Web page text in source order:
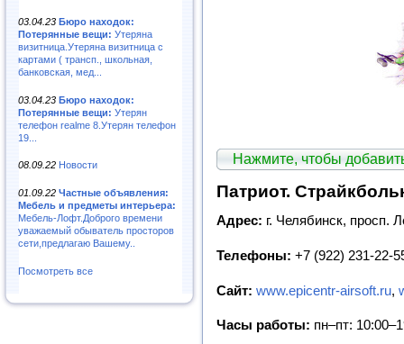
03.04.23 Бюро находок:
Потерянные вещи: Утеряна
визитница.Утеряна визитница с
картами ( трансп., школьная,
банковская, мед...
03.04.23 Бюро находок:
Потерянные вещи: Утерян
телефон realme 8.Утерян телефон
19...
08.09.22 Новости
01.09.22 Частные объявления:
Мебель и предметы интерьера:
Мебель-Лофт.Доброго времени
уважаемый обыватель просторов
сети,предлагаю Вашему..
Посмотреть все
Нажмите, чтобы
Патриот.
Адрес: г. Челябинск, просп.
Телефоны: +7 (922) 231-22-
Сайт: www.epicentr-airsoft.ru,
Часы работы: пн–пт: